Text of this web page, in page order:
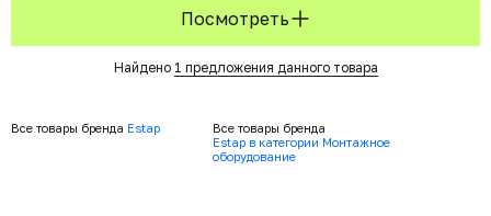
Посмотреть
Найдено 1 предложения данного товара
Все товары бренда Estap
Все товары бренда
Estap в категории Монтажное
оборудование